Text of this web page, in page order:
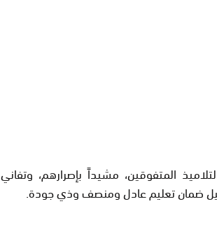
المتفوقين، مشيداً بإصرارهم، وتفاني
ضمان تعليم عادل ومنصف وذي جودة.